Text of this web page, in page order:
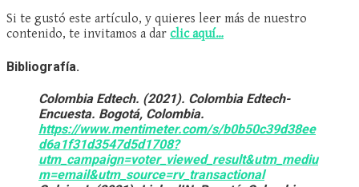
Si te gustó este artículo, y quieres leer más de nuestro
contenido, te invitamos a dar clic aquí…
Bibliografía.
Colombia Edtech. (2021). Colombia Edtech-
Encuesta. Bogotá, Colombia.
https://www.mentimeter.com/s/b0b50c39d38ee
d6a1f31d3547d5d1708?
utm_campaign=voter_viewed_result&utm_mediu
m=email&utm_source=rv_transactional